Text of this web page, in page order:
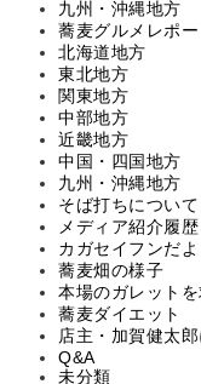
九州・沖縄地方
蕎麦グルメレポー
北海道地方
東北地方
関東地方
中部地方
近畿地方
中国・四国地方
九州・沖縄地方
そば打ちについて
メディア紹介履歴
カガセイフンだよ
蕎麦畑の様子
本場のガレット
蕎麦ダイエット
店主・加賀健太
Q&A
未分類